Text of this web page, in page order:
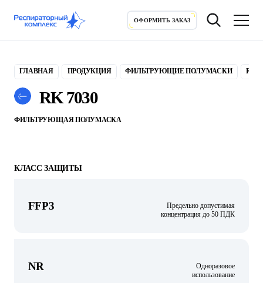
ОФОРМИТЬ ЗАКАЗ
ОФОРМИТЬ ЗАКАЗ
КЛАСС ЗАЩИТЫ
FFP3
Предельно допустимая
концентрация до 50 ПДК
NR
Одноразовое
использование
ГЛАВНАЯ ПРОДУКЦИЯ ФИЛЬТРУЮЩИЕ ПОЛУМАСКИ RK
RK 7030
ФИЛЬТРУЮЩАЯ ПОЛУМАСКА